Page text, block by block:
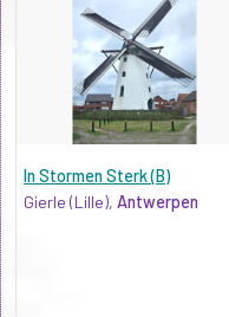
In Stormen Sterk (B)
Gierle (Lille), Antwerpen